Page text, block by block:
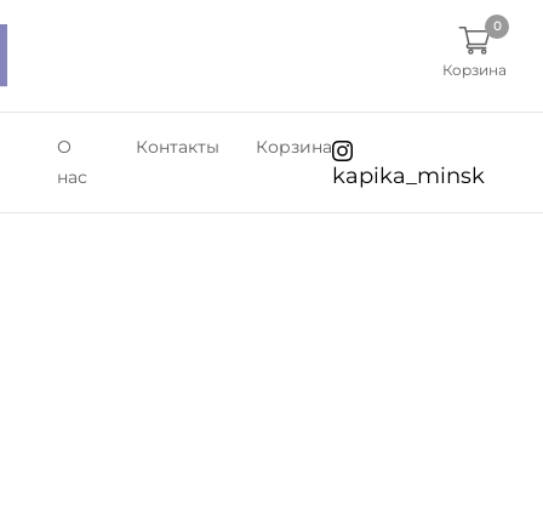
Корзина
0
О
нас
Контакты Корзина
kapika_minsk